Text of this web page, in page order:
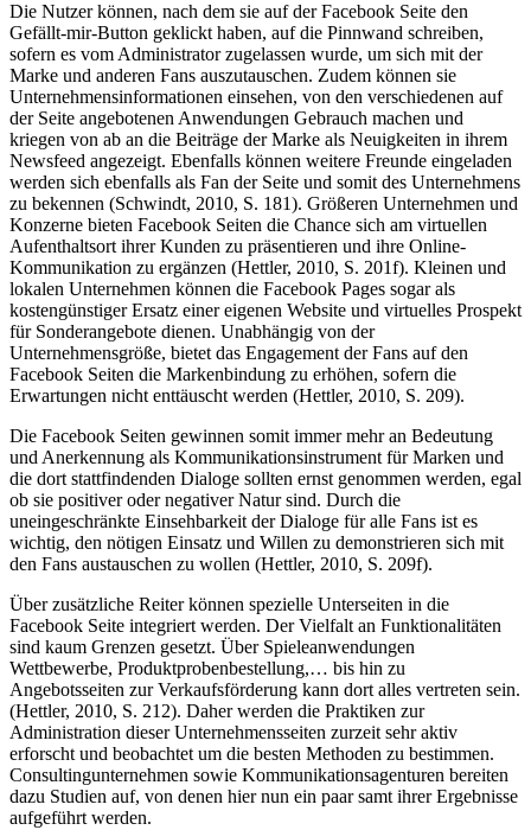
Die Nutzer können, nach dem sie auf der Facebook Seite den
Gefällt-mir-Button geklickt haben, auf die Pinnwand schreiben,
sofern es vom Administrator zugelassen wurde, um sich mit der
Marke und anderen Fans auszutauschen. Zudem können sie
Unternehmensinformationen einsehen, von den verschiedenen auf
der Seite angebotenen Anwendungen Gebrauch machen und
kriegen von ab an die Beiträge der Marke als Neuigkeiten in ihrem
Newsfeed angezeigt. Ebenfalls können weitere Freunde eingeladen
werden sich ebenfalls als Fan der Seite und somit des Unternehmens
zu bekennen (Schwindt, 2010, S. 181). Größeren Unternehmen und
Konzerne bieten Facebook Seiten die Chance sich am virtuellen
Aufenthaltsort ihrer Kunden zu präsentieren und ihre Online-
Kommunikation zu ergänzen (Hettler, 2010, S. 201f). Kleinen und
lokalen Unternehmen können die Facebook Pages sogar als
kostengünstiger Ersatz einer eigenen Website und virtuelles Prospekt
für Sonderangebote dienen. Unabhängig von der
Unternehmensgröße, bietet das Engagement der Fans auf den
Facebook Seiten die Markenbindung zu erhöhen, sofern die
Erwartungen nicht enttäuscht werden (Hettler, 2010, S. 209).
Die Facebook Seiten gewinnen somit immer mehr an Bedeutung
und Anerkennung als Kommunikationsinstrument für Marken und
die dort stattfindenden Dialoge sollten ernst genommen werden, egal
ob sie positiver oder negativer Natur sind. Durch die
uneingeschränkte Einsehbarkeit der Dialoge für alle Fans ist es
wichtig, den nötigen Einsatz und Willen zu demonstrieren sich mit
den Fans austauschen zu wollen (Hettler, 2010, S. 209f).
Über zusätzliche Reiter können spezielle Unterseiten in die
Facebook Seite integriert werden. Der Vielfalt an Funktionalitäten
sind kaum Grenzen gesetzt. Über Spieleanwendungen
Wettbewerbe, Produktprobenbestellung,… bis hin zu
Angebotsseiten zur Verkaufsförderung kann dort alles vertreten sein.
(Hettler, 2010, S. 212). Daher werden die Praktiken zur
Administration dieser Unternehmensseiten zurzeit sehr aktiv
erforscht und beobachtet um die besten Methoden zu bestimmen.
Consultingunternehmen sowie Kommunikationsagenturen bereiten
dazu Studien auf, von denen hier nun ein paar samt ihrer Ergebnisse
aufgeführt werden.